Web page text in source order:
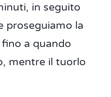
in seguito
proseguiamo la
a quando
mentre il tuorlo